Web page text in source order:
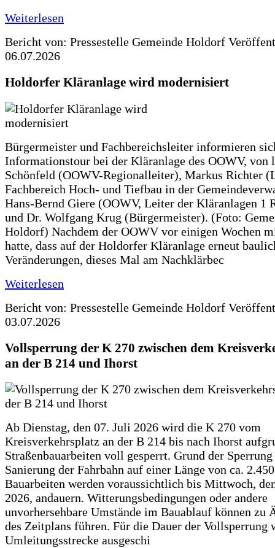
Weiterlesen
Bericht von: Pressestelle Gemeinde Holdorf
06.07.2026
Holdorfer Kläranlage wird modernisiert
Bürgermeister und Fachbereichsleiter informieren
Informationstour bei der Kläranlage des OOWV, von
Schönfeld (OOWV-Regionalleiter), Markus Richter
Fachbereich Hoch- und Tiefbau in der
Hans-Bernd Giere (OOWV, Leiter der Kläranlagen 1
und Dr. Wolfgang Krug (Bürgermeister). (Foto:
Holdorf) Nachdem der OOWV vor einigen Wochen
hatte, dass auf der Holdorfer Kläranlage erneut
Veränderungen, dieses Mal am Nachklärbec
Weiterlesen
Bericht von: Pressestelle Gemeinde Holdorf
03.07.2026
Vollsperrung der K 270 zwischen dem
an der B 214 und Ihorst
Ab Dienstag, den 07. Juli 2026 wird die K 270 vom
Kreisverkehrsplatz an der B 214 bis nach Ihorst
Straßenbauarbeiten voll gesperrt. Grund der
Sanierung der Fahrbahn auf einer Länge von ca.
Bauarbeiten werden voraussichtlich bis Mittwoch,
2026, andauern. Witterungsbedingungen oder andere
unvorhersehbare Umstände im Bauablauf können zu
des Zeitplans führen. Für die Dauer der Vollsperrung
Umleitungsstrecke ausgeschi